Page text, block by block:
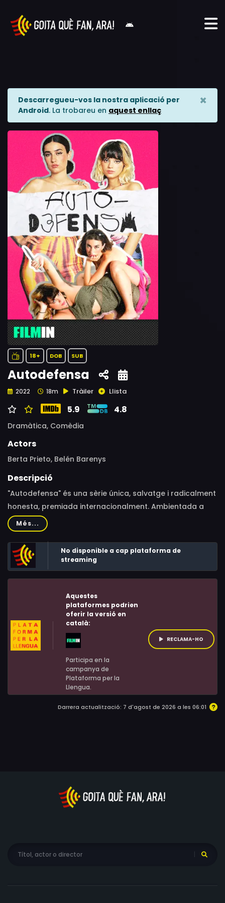
Descarregueu-vos la nostra aplicació per
Android. La trobareu en aquest enllaç
×
18+ DOB SUB
Autodefensa
2022 18m Tràiler Llista
5.9 4.8
Dramàtica, Comèdia
Actors
Berta Prieto, Belén Barenys
Descripció
"Autodefensa" és una sèrie única, salvatge i radicalment
honesta, premiada internacionalment. Ambientada a
Barcelona, segueix les passes de dues amigues rebels i
decidides a travessar totes les línies vermelles
emocionals per descobrir qui són realment, en un món
ple d'expectatives i frustracions, festes i excessos,
drames i un toc d'ansietat. Berta Prieto i Belén Barenys
descarnada i provocadora sobre sexe, amistat i
Més...
No disponible a cap plataforma de
streaming
Aquestes
plataformes podrien
oferir la versió en
català:
Participa en la
campanya de
Plataforma per la
Llengua.
RECLAMA-HO
Darrera actualització: 7 d'agost de 2026 a les 06:01